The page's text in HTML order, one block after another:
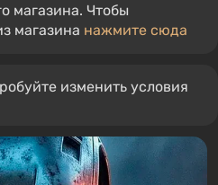
магазина. Чтобы
магазина нажмите сюда
изменить условия